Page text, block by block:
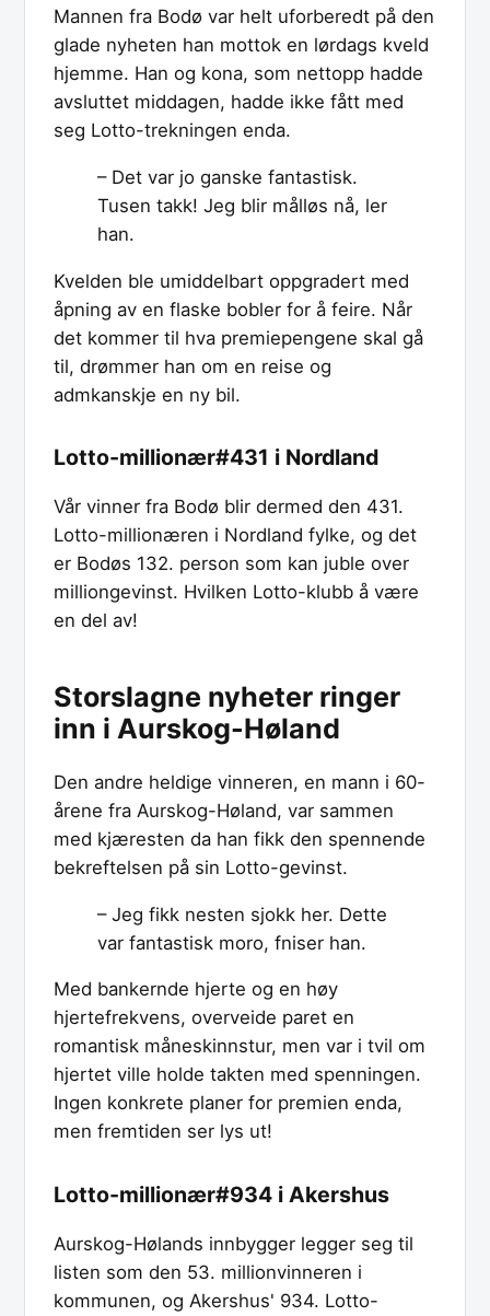
Mannen fra Bodø var helt uforberedt på den
glade nyheten han mottok en lørdags kveld
hjemme. Han og kona, som nettopp hadde
avsluttet middagen, hadde ikke fått med
seg Lotto-trekningen enda.
– Det var jo ganske fantastisk.
Tusen takk! Jeg blir målløs nå, ler
han.
Kvelden ble umiddelbart oppgradert med
åpning av en flaske bobler for å feire. Når
det kommer til hva premiepengene skal gå
til, drømmer han om en reise og
admkanskje en ny bil.
Lotto-millionær#431 i Nordland
Vår vinner fra Bodø blir dermed den 431.
Lotto-millionæren i Nordland fylke, og det
er Bodøs 132. person som kan juble over
milliongevinst. Hvilken Lotto-klubb å være
en del av!
Storslagne nyheter ringer
inn i Aurskog-Høland
Den andre heldige vinneren, en mann i 60-
årene fra Aurskog-Høland, var sammen
med kjæresten da han fikk den spennende
bekreftelsen på sin Lotto-gevinst.
– Jeg fikk nesten sjokk her. Dette
var fantastisk moro, fniser han.
Med bankernde hjerte og en høy
hjertefrekvens, overveide paret en
romantisk måneskinnstur, men var i tvil om
hjertet ville holde takten med spenningen.
Ingen konkrete planer for premien enda,
men fremtiden ser lys ut!
Lotto-millionær#934 i Akershus
Aurskog-Hølands innbygger legger seg til
listen som den 53. millionvinneren i
kommunen, og Akershus' 934. Lotto-